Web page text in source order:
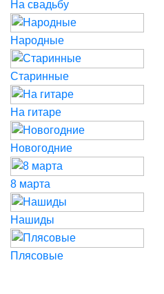
На свадьбу
Народные
Старинные
На гитаре
Новогодние
8 марта
Нашиды
Плясовые